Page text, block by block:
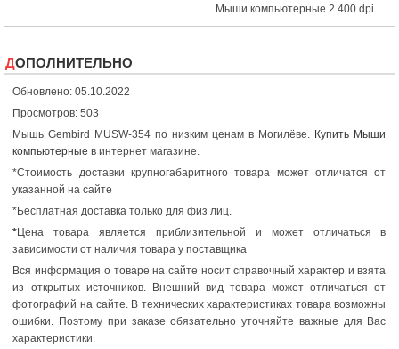
Мыши компьютерные 2 400 dpi
ДОПОЛНИТЕЛЬНО
Обновлено: 05.10.2022
Просмотров: 503
Мышь Gembird MUSW-354 по низким ценам в Могилёве. Купить Мыши
компьютерные в интернет магазине.
*Стоимость доставки крупногабаритного товара может отличатся от
указанной на сайте
*Бесплатная доставка только для физ лиц.
*Цена товара является приблизительной и может отличаться в
зависимости от наличия товара у поставщика
Вся информация о товаре на сайте носит справочный характер и взята
из открытых источников. Внешний вид товара может отличаться от
фотографий на сайте. В технических характеристиках товара возможны
ошибки. Поэтому при заказе обязательно уточняйте важные для Вас
характеристики.